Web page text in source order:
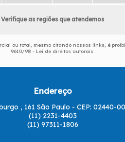
Verifique as regiões que atendemos
ou total, mesmo citando nossos links, é
9610/98 - Lei de direitos autorais.
Endereço
, 161 São Paulo - CEP: 02440-
(11) 2231-4403
(11) 97311-1806